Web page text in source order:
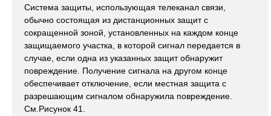
Система защиты, использующая телеканал связи,
обычно состоящая из дистанционных защит с
сокращенной зоной, установленных на каждом конце
защищаемого участка, в которой сигнал передается в
случае, если одна из указанных защит обнаружит
повреждение. Получение сигнала на другом конце
обеспечивает отключение, если местная защита с
разрешающим сигналом обнаружила повреждение.
См.Рисунок 41.